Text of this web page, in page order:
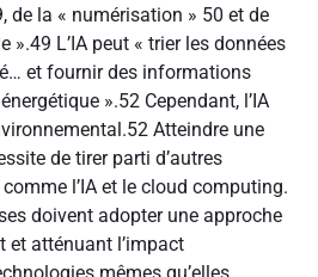
, de la « numérisation » 50 et de
».49 L’IA peut « trier les données
et fournir des informations
».52 Cependant, l’IA
52 Atteindre une
de tirer parti d’autres
l’IA et le cloud computing.
doivent adopter une approche
et atténuant l’impact